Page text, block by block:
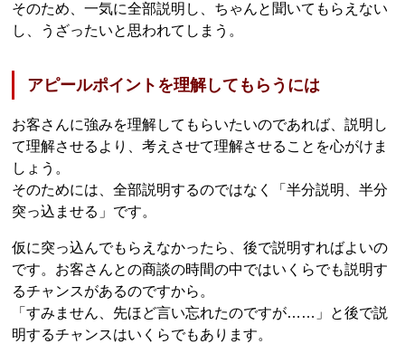
そのため、一気に全部説明し、ちゃんと聞いてもらえない
し、うざったいと思われてしまう。
アピールポイントを理解してもらうには
お客さんに強みを理解してもらいたいのであれば、説明し
て理解させるより、考えさせて理解させることを心がけま
しょう。
そのためには、全部説明するのではなく「半分説明、半分
突っ込ませる」です。
仮に突っ込んでもらえなかったら、後で説明すればよいの
です。お客さんとの商談の時間の中ではいくらでも説明す
るチャンスがあるのですから。
「すみません、先ほど言い忘れたのですが……」と後で説
明するチャンスはいくらでもあります。